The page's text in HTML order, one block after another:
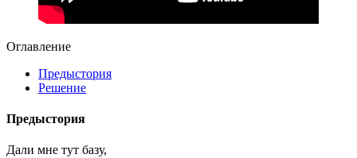
Оглавление
Предыстория
Решение
Предыстория
Дали мне тут базу,